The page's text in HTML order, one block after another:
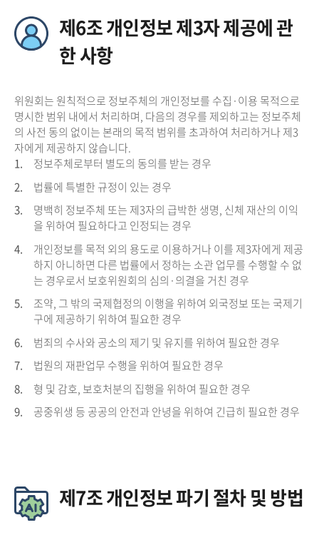
제6조 개인정보 제3자 제공에 관
한 사항
위원회는 원칙적으로 정보주체의 개인정보를 수집·이용 목적으로
명시한 범위 내에서 처리하며, 다음의 경우를 제외하고는 정보주체
의 사전 동의 없이는 본래의 목적 범위를 초과하여 처리하거나 제3
자에게 제공하지 않습니다.
1.
정보주체로부터 별도의 동의를 받는 경우
2.
법률에 특별한 규정이 있는 경우
3.
명백히 정보주체 또는 제3자의 급박한 생명, 신체 재산의 이익
을 위하여 필요하다고 인정되는 경우
4.
개인정보를 목적 외의 용도로 이용하거나 이를 제3자에게 제공
하지 아니하면 다른 법률에서 정하는 소관 업무를 수행할 수 없
는 경우로서 보호위원회의 심의·의결을 거친 경우
5.
조약, 그 밖의 국제협정의 이행을 위하여 외국정보 또는 국제기
구에 제공하기 위하여 필요한 경우
6.
범죄의 수사와 공소의 제기 및 유지를 위하여 필요한 경우
7.
법원의 재판업무 수행을 위하여 필요한 경우
8.
형 및 감호, 보호처분의 집행을 위하여 필요한 경우
9.
공중위생 등 공공의 안전과 안녕을 위하여 긴급히 필요한 경우
제7조 개인정보 파기 절차 및 방법